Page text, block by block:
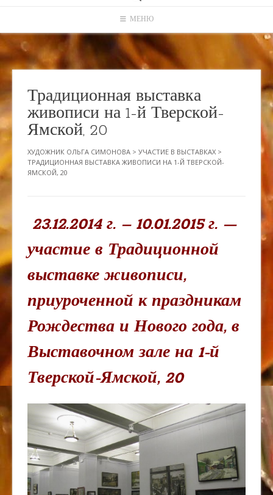
МЕНЮ
Традиционная выставка
живописи на 1-й Тверской-
Ямской, 20
ХУДОЖНИК ОЛЬГА СИМОНОВА > УЧАСТИЕ В ВЫСТАВКАХ >
ТРАДИЦИОННАЯ ВЫСТАВКА ЖИВОПИСИ НА 1-Й ТВЕРСКОЙ-
ЯМСКОЙ, 20
23.12.2014 г. – 10.01.2015 г. —
участие в Традиционной
выставке живописи,
приуроченной к праздникам
Рождества и Нового года, в
Выставочном зале на 1-й
Тверской-Ямской, 20